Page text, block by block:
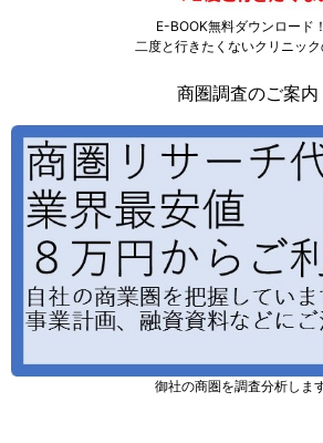
E-BOOK無料ダウンロード
二度と行きたくないクリニッ
商圏調査のご案内
御社の商圏を調査分析しま